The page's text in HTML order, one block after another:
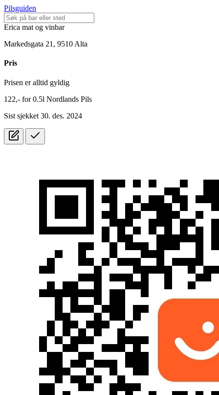
Pilsguiden
Erica mat og vinbar
Markedsgata 21, 9510 Alta
Pris
Prisen er alltid gyldig
122,- for0.5l Nordlands Pils
Sist sjekket 30. des. 2024